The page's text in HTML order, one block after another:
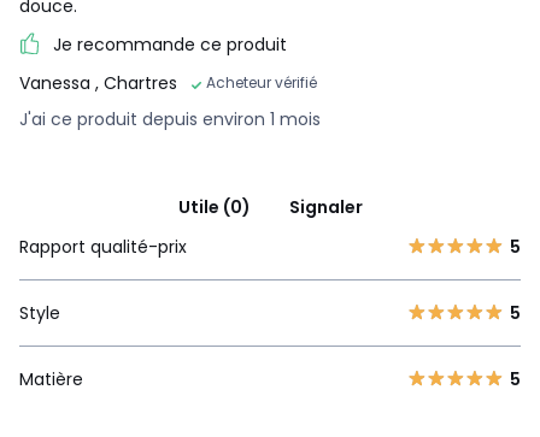
douce.
Je recommande ce produit
Vanessa , Chartres Acheteur vérifié
J'ai ce produit depuis environ 1 mois
Utile (0)
Signaler
Rapport qualité-prix
5
Style 5
Matière 5